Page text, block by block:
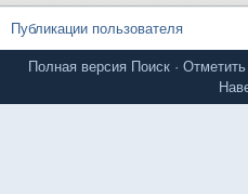
Публикации пользователя
Полная версия Поиск ·